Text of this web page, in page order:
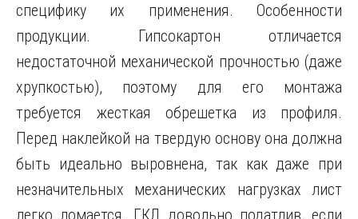
специфику их применения. Особенности
продукции. Гипсокартон отличается
недостаточной механической прочностью (даже
хрупкостью), поэтому для его монтажа
требуется жесткая обрешетка из профиля.
Перед наклейкой на твердую основу она должна
быть идеально выровнена, так как даже при
незначительных механических нагрузках лист
легко ломается. ГКЛ довольно податлив, если